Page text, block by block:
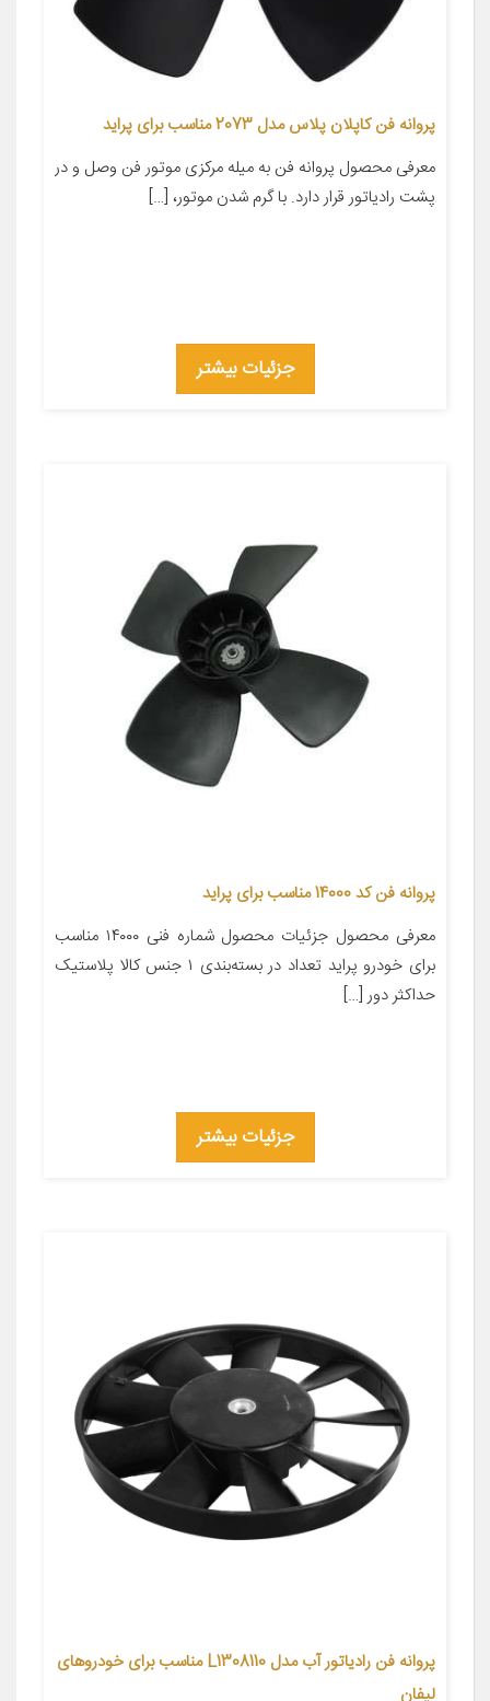
پروانه فن کاپلان پلاس مدل 2073 مناسب برای پراید
معرفی محصول پروانه فن به میله مرکزی موتور فن وصل و در
پشت رادیاتور قرار دارد. با گرم شدن موتور، […]
جزئیات بیشتر
پروانه فن کد 14000 مناسب برای پراید
معرفی محصول جزئیات محصول شماره فنی ۱۴۰۰۰ مناسب
برای خودرو پراید تعداد در بسته‌بندی ۱ جنس کالا پلاستیک
حداکثر دور […]
جزئیات بیشتر
پروانه فن رادیاتور آب مدل L1308110 مناسب برای خودروهای
لیفان